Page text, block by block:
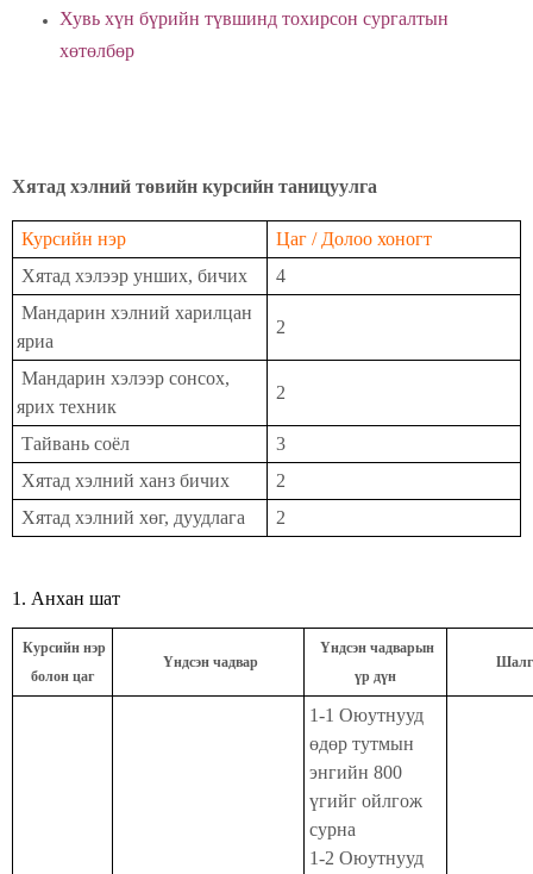
Хувь хүн бүрийн түвшинд тохирсон сургалтын
хөтөлбөр
Хятад хэлний төвийн курсийн таницуулга
Курсийн нэр
Цаг / Долоо хоногт
Хятад хэлээр унших, бичих
4
Мандарин хэлний харилцан
яриа
2
Мандарин хэлээр сонсох,
ярих техник
2
Тайвань соёл
3
Хятад хэлний ханз бичих
2
Хятад хэлний хөг, дуудлага
2
1. Анхан шат
Курсийн нэр
болон цаг
Үндсэн чадвар
Үндсэн чадварын
үр дүн
1-1 Оюутнууд
өдөр тутмын
энгийн 800
үгийг ойлгож
сурна
1-2 Оюутнууд